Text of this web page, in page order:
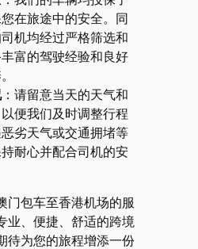
在旅途中的安全。同
机均经过严格筛选和
富的驾驶经验和良好
：请留意当天的天气和
便我们及时调整行程
劣天气或交通拥堵等
耐心并配合司机的安
门包车至香港机场的服
业、便捷、舒适的跨境
待为您的旅程增添一份